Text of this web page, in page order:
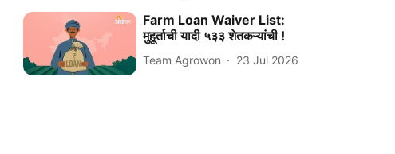
Farm Loan Waiver List:
मुहूर्ताची यादी ५३३ शेतकऱ्यांची !
Team Agrowon 23 Jul 2026